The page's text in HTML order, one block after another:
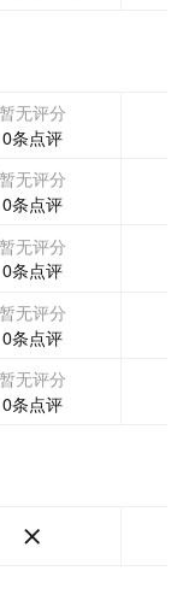
暂无评分
0条点评
暂无评分
0条点评
暂无评分
0条点评
暂无评分
0条点评
暂无评分
0条点评